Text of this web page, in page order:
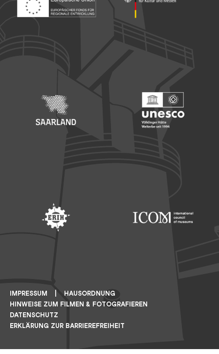
IMPRESSUM
HAUSORDNUNG
HINWEISE ZUM FILMEN & FOTOGRAFIEREN
DATENSCHUTZ
ERKLÄRUNG ZUR BARRIEREFREIHEIT